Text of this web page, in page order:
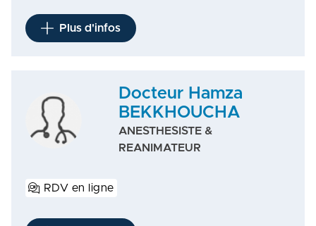
Plus d'infos
Docteur Hamza
BEKKHOUCHA
ANESTHESISTE &
REANIMATEUR
RDV en ligne